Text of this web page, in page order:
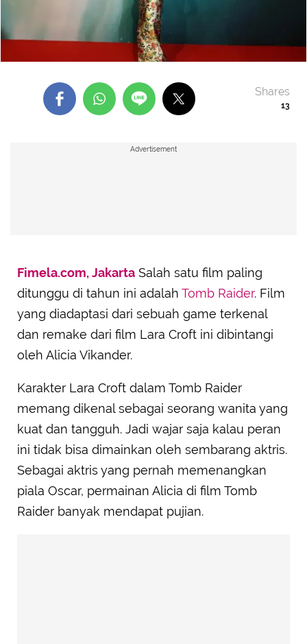
13
Shares
Advertisement
Fimela.com, Jakarta Salah satu film paling
ditunggu di tahun ini adalah Tomb Raider. Film
yang diadaptasi dari sebuah game terkenal
dan remake dari film Lara Croft ini dibintangi
oleh Alicia Vikander.
Karakter Lara Croft dalam Tomb Raider
memang dikenal sebagai seorang wanita yang
kuat dan tangguh. Jadi wajar saja kalau peran
ini tidak bisa dimainkan oleh sembarang aktris.
Sebagai aktris yang pernah memenangkan
piala Oscar, permainan Alicia di film Tomb
Raider banyak mendapat pujian.